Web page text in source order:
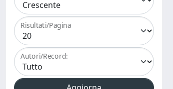
Risultati/Pagina
Autori/Record: